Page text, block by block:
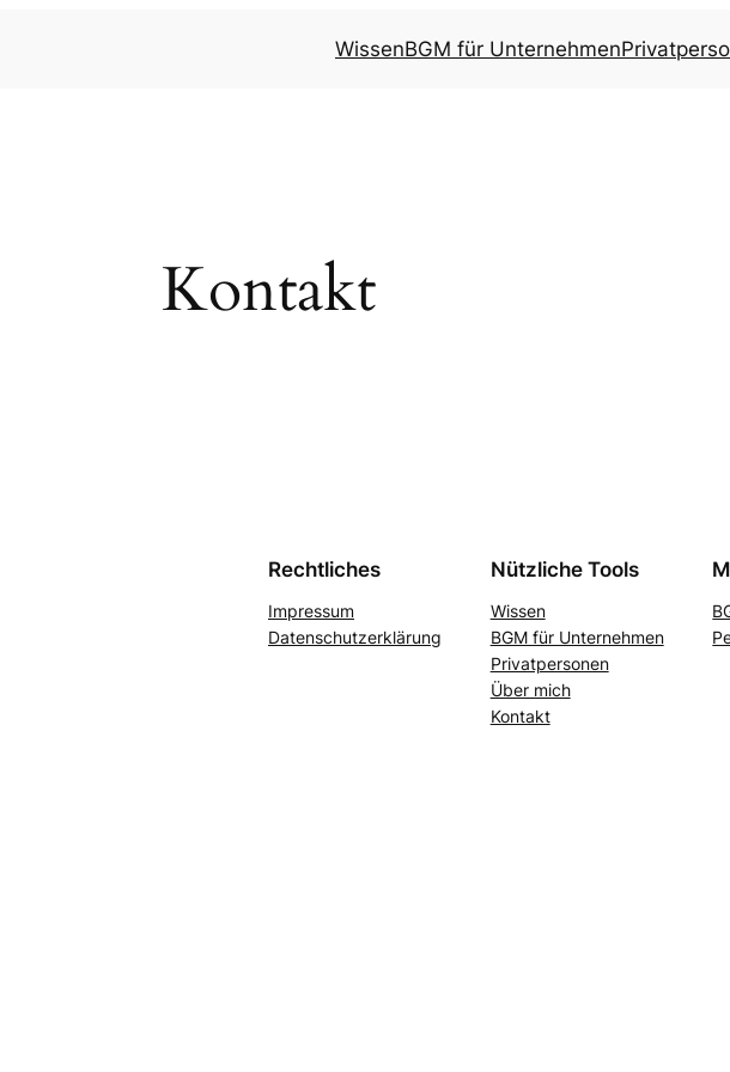
WissenBGM für Unternehmen
Kontakt
Rechtliches
Impressum
Datenschutzerklärung
Nützliche Tools
Wissen
BGM für Unternehmen
Privatpersonen
Über mich
Kontakt